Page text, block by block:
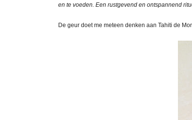
en te voeden. Een rustgevend en ontspannend
De geur doet me meteen denken aan Tahiti de